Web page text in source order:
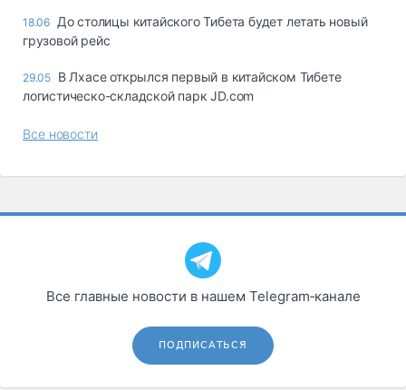
страхование
Склады и
грузовые
запчасти, шины
Топливо, масла и
18.06 До столицы китайского Тибета будет летать новый
грузовой рейс
29.05 В Лхасе открылся первый в китайском Тибете
логистическо-складской парк JD.com
Все новости
Все главные новости в нашем Telegram‑канале
ПОДПИСАТЬСЯ